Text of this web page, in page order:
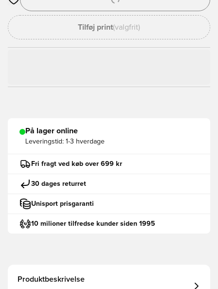
Åbner en Modal til at logge ind eller tilmelde dig som medlem
Tilføj print(valgfrit)
På lager online
Leveringstid: 1-3 hverdage
Fri fragt ved køb over 699 kr
30 dages returret
Unisport prisgaranti
10 milioner tilfredse kunder siden 1995
Produktbeskrivelse